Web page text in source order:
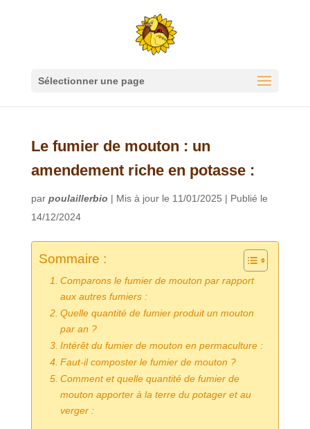
Sélectionner une page
Le fumier de mouton : un
amendement riche en potasse :
par poulaillerbio | Mis à jour le 11/01/2025 | Publié le
14/12/2024
Sommaire :
Comparons le fumier de mouton par rapport
aux autres fumiers :
Quelle quantité de fumier produit un mouton
par an ?
Intérêt du fumier de mouton en permaculture :
Faut-il composter le fumier de mouton ?
Comment et quelle quantité de fumier de
mouton apporter à la terre du potager et au
verger :